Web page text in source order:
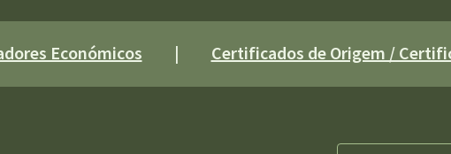
Económicos | Certificados de Origem /